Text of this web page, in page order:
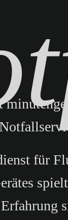
für